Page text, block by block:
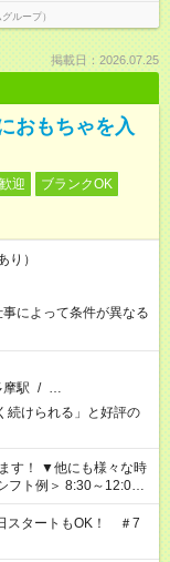
ループ）
掲載日：2026.07.25
おもちゃを入
迎
ブランクOK
）
によって条件が異なる
摩駅 / …
続けられる」と好評の
々な時
フト例＞ 8:30～12:00
など
タートもOK！ ＃7